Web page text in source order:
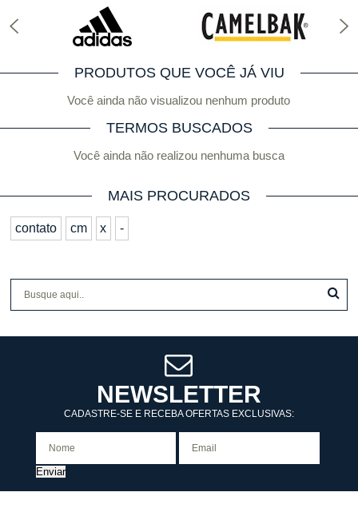
PRODUTOS QUE VOCÊ JÁ VIU
Você ainda não visualizou nenhum produto
TERMOS BUSCADOS
Você ainda não realizou nenhuma busca
MAIS PROCURADOS
contato cm x -
NEWSLETTER
CADASTRE-SE E RECEBA OFERTAS EXCLUSIVAS:
Enviar